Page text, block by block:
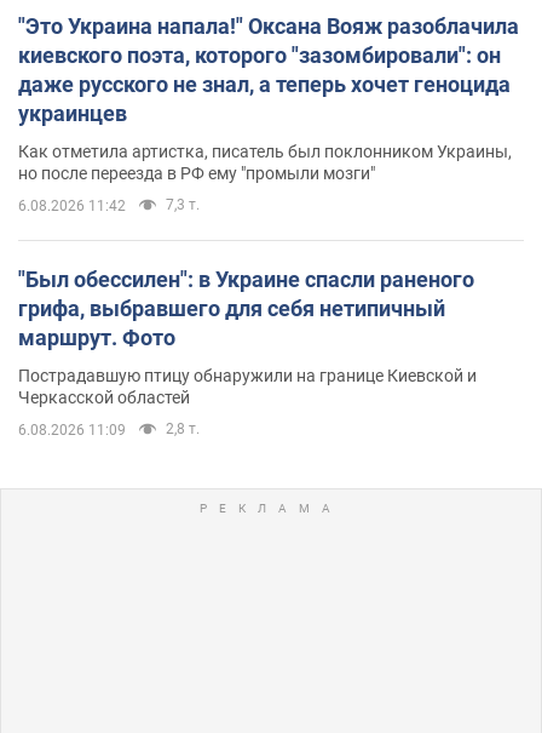
"Это Украина напала!" Оксана Вояж разоблачила
киевского поэта, которого "зазомбировали": он
даже русского не знал, а теперь хочет геноцида
украинцев
Как отметила артистка, писатель был поклонником Украины,
но после переезда в РФ ему "промыли мозги"
6.08.2026 11:42 7,3 т.
"Был обессилен": в Украине спасли раненого
грифа, выбравшего для себя нетипичный
маршрут. Фото
Пострадавшую птицу обнаружили на границе Киевской и
Черкасской областей
6.08.2026 11:09 2,8 т.